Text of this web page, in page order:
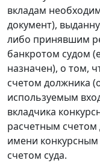
вкладам
документ),
либо принявшим
банкротом судом
назначен), о том,
счетом должника
используемым
вкладчика
расчетным
имени
счетом суда.